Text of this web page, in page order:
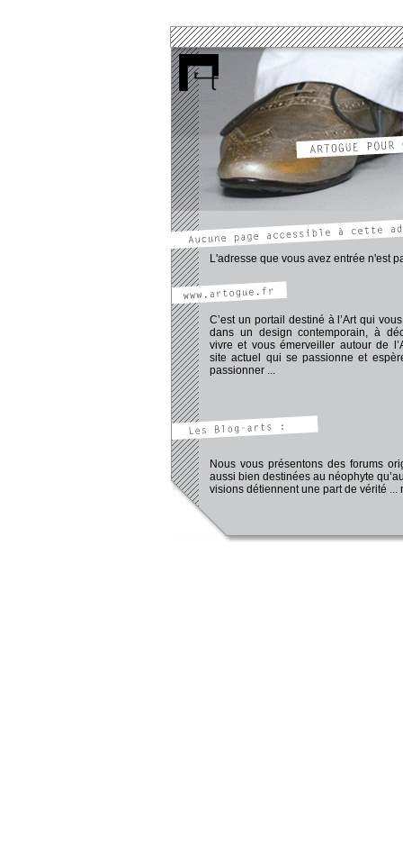
L'adresse que vous avez entrée n'est
C’est un portail destiné à l’Art qui
dans un design contemporain, à
vivre et vous émerveiller autour de
site actuel qui se passionne et
passionner ...
Nous vous présentons des forums
aussi bien destinées au néophyte
visions détiennent une part de vérité ...
www.pechadre-thomas.artogue.fr
www.atelier.artogue.fr
www.aymeric-dominique.artogue.fr
www.dailly-marc.artogue.fr
www.girard-adeline.artogue.fr
www.moncorge-vincent.artogue.fr
www.mota.artogue.fr
www.protti-romain.artogue.fr
www.rassat-virginie.artogue.fr
www.sarpedon-laurent.artogue.fr
www.slobo.artogue.fr
www.artogue.fr/galerie/galerie.htm
www.artogue.fr/blog_tog/blogArt.htm
www.artogue.fr/forumMembres/